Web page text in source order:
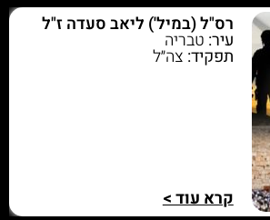
רס"ל (במיל') ליאב סעדה ז"ל
עיר: טבריה
תפקיד: צה״ל
קרא עוד >